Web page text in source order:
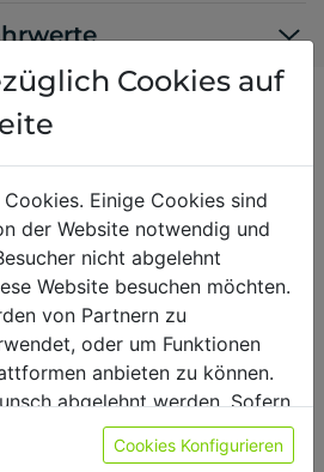
0 / 5
Cookies auf
Einige Cookies sind
der Website notwendig und
nicht abgelehnt
Website besuchen möchten.
von Partnern zu
oder um Funktionen
anbieten zu können.
abgelehnt werden. Sofern
nutzen, geben Sie
Cookies.
Cookies Konfigurieren